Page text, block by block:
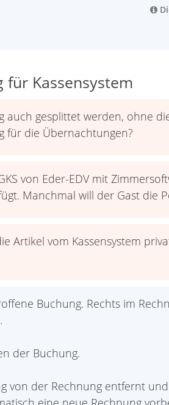
für Kassensystem
auch gesplittet werden, ohne
für die Übernachtungen?
von Eder-EDV mit
Manchmal will der Gast die
Artikel vom Kassensystem
Buchung. Rechts im
der Buchung.
von der Rechnung entfernt